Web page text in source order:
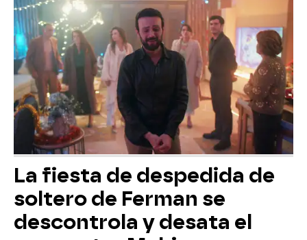
La fiesta de despedida de
soltero de Ferman se
descontrola y desata el